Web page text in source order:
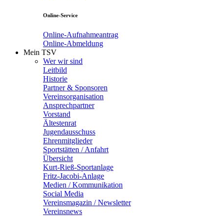
Online-Service
Online-Aufnahmeantrag
Online-Abmeldung
Mein TSV
Wer wir sind
Leitbild
Historie
Partner & Sponsoren
Vereinsorganisation
Ansprechpartner
Vorstand
Ältestenrat
Jugendausschuss
Ehrenmitglieder
Sportstätten / Anfahrt
Übersicht
Kurt-Rieß-Sportanlage
Fritz-Jacobi-Anlage
Medien / Kommunikation
Social Media
Vereinsmagazin / Newsletter
Vereinsnews